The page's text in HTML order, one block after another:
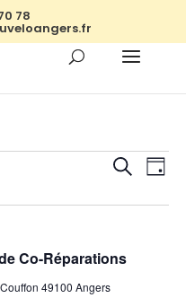
78
et
vues
de
Jour
Co-Réparations
49100 Angers